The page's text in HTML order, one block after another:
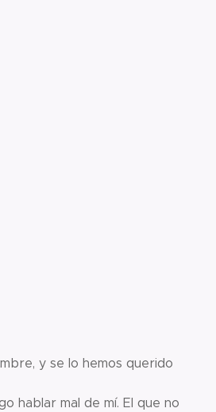
y se lo hemos querido
hablar mal de mí. El que no